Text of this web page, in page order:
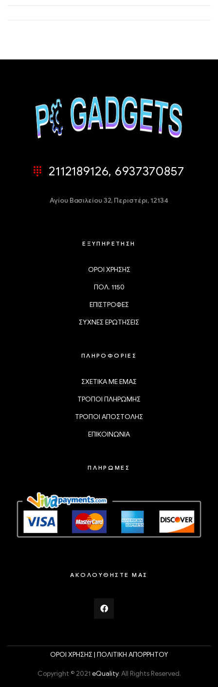
2112189126, 6937370857
Αγίου Βασιλείου 32, Περιστέρι, 12134
ΕΞΥΠΗΡΕΤΗΣΗ
ΟΡΟΙ ΧΡΗΣΗΣ
ΠΟΛ. 1150
ΕΠΙΣΤΡΟΦΕΣ
ΣΥΧΝΕΣ ΕΡΩΤΗΣΕΙΣ
ΠΛΗΡΟΦΟΡΙΕΣ
ΣΧΕΤΙΚΑ ΜΕ ΕΜΑΣ
ΤΡΟΠΟΙ ΠΛΗΡΩΜΗΣ
ΤΡΟΠΟΙ ΑΠΟΣΤΟΛΗΣ
ΕΠΙΚΟΙΝΩΝΙΑ
ΠΛΗΡΩΜΕΣ
ΑΚΟΛΟΥΘΗΣΤΕ ΜΑΣ
ΟΡΟΙ ΧΡΗΣΗΣ | ΠΟΛΙΤΙΚΗ ΑΠΟΡΡΗΤΟΥ
Copyright © 2021 eQuality. All Rights Reserved.